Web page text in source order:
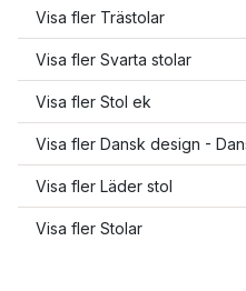
Visa fler Trästolar
Visa fler Svarta stolar
Visa fler Stol ek
Visa fler Dansk design -
Visa fler Läder stol
Visa fler Stolar